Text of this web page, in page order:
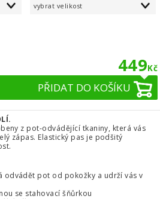
vybrat velikost
449Kč
PŘIDAT DO KOŠÍKU
z pot-odvádějící tkaniny, která vás
zápas. Elastický pas je podšitý
odvádět pot od pokožky a udrží vás v
se stahovací šňůrkou